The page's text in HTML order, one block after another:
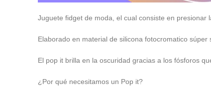
Juguete fidget de moda, el cual consiste en
Elaborado en material de silicona fotocromatico
El pop it brilla en la oscuridad gracias a los fósforos
¿Por qué necesitamos un Pop it?